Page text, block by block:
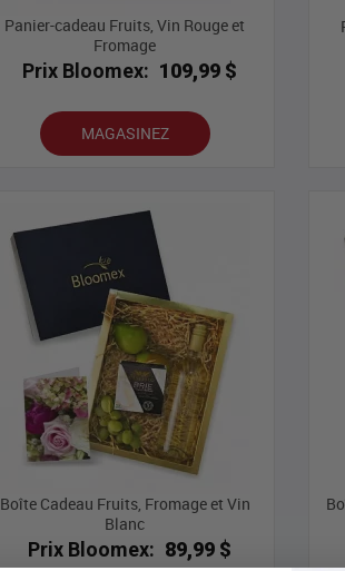
Panier-cadeau Fruits, Vin Rouge et
Fromage
Prix Bloomex: 109,99 $
MAGASINEZ
Boîte Cadeau Fruits, Fromage et Vin
Blanc
Prix Bloomex: 89,99 $